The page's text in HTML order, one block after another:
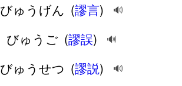
びゅうげん (謬言) 🔊
びゅうご (謬誤) 🔊
びゅうせつ (謬説) 🔊